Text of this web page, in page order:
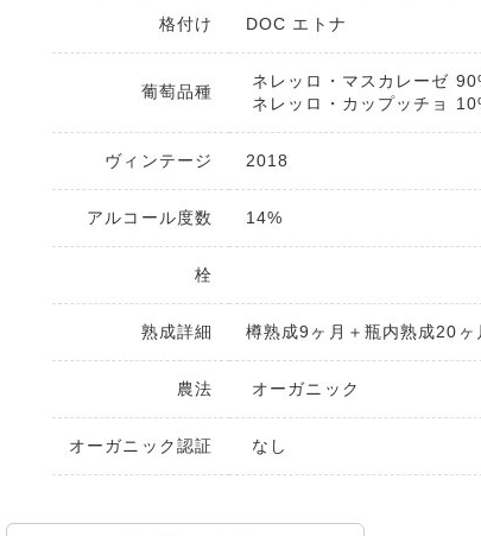
格付け DOC エトナ
葡萄品種
ネレッロ・マスカレーゼ
ネレッロ・カップッチョ
ヴィンテージ 2018
アルコール度数 14%
栓
熟成詳細 樽熟成9ヶ月＋瓶内熟成20ヶ
農法 オーガニック
オーガニック認証 なし